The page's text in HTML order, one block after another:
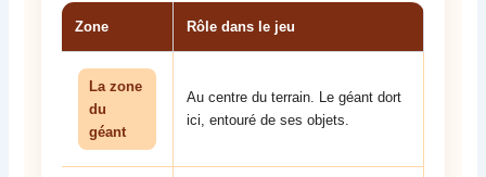
Zone Rôle dans le jeu
La zone
du
géant
Au centre du terrain. Le géant dort
ici, entouré de ses objets.